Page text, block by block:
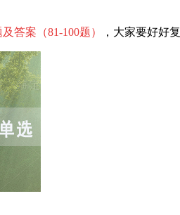
答案（81-100题） ，大家要好好